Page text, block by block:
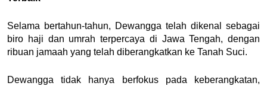
Selama bertahun-tahun, Dewangga telah dikenal sebagai
biro haji dan umrah terpercaya di Jawa Tengah, dengan
ribuan jamaah yang telah diberangkatkan ke Tanah Suci.
Dewangga tidak hanya berfokus pada keberangkatan,